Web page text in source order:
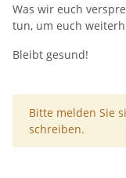
Was wir euch
tun, um euch
Bleibt gesund!
x
Bitte melden Sie
schreiben.